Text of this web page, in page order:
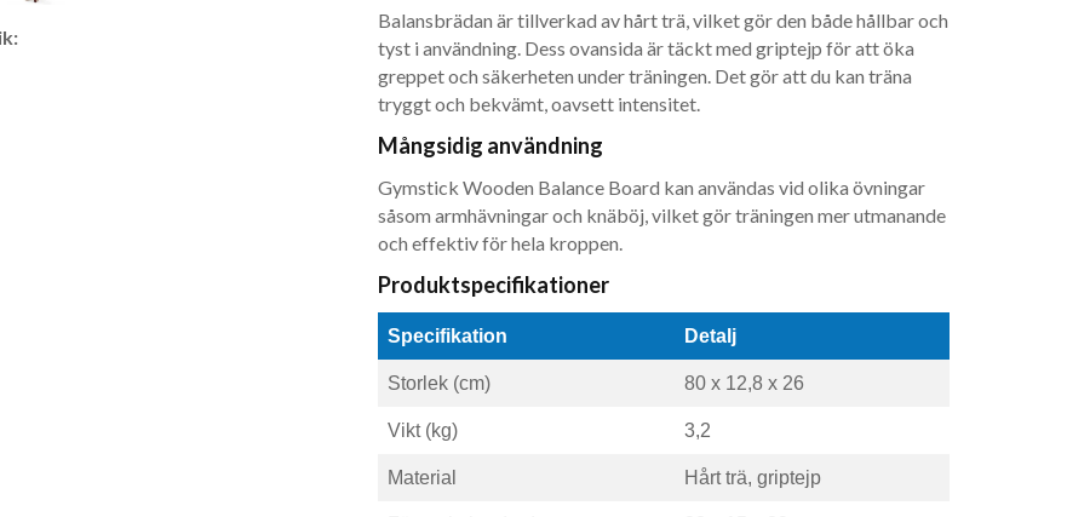
Balansbrädan är tillverkad av hårt trä, vilket gör den både hållbar och
tyst i användning. Dess ovansida är täckt med griptejp för att öka
greppet och säkerheten under träningen. Det gör att du kan träna
tryggt och bekvämt, oavsett intensitet.
Mångsidig användning
Gymstick Wooden Balance Board kan användas vid olika övningar
såsom armhävningar och knäböj, vilket gör träningen mer utmanande
och effektiv för hela kroppen.
Produktspecifikationer
Specifikation Detalj
Storlek (cm) 80 x 12,8 x 26
Vikt (kg) 3,2
Material Hårt trä, griptejp